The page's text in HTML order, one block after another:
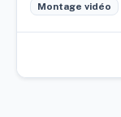
Montage vidéo